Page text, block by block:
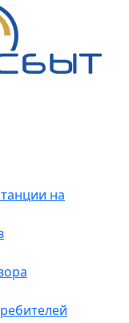
на